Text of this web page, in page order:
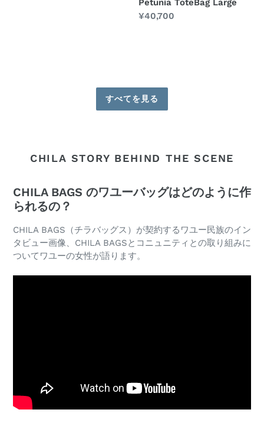
Petunia ToteBag Large
通
¥40,700
すべてを見る
CHILA STORY BEHIND THE SCENE
CHILA BAGS のワユーバッグはどのように作
られるの？
CHILA BAGS（チラバッグス）が契約するワユー民族のイン
タビュー画像、CHILA BAGSとコニュニティとの取り組みに
ついてワユーの女性が語ります。